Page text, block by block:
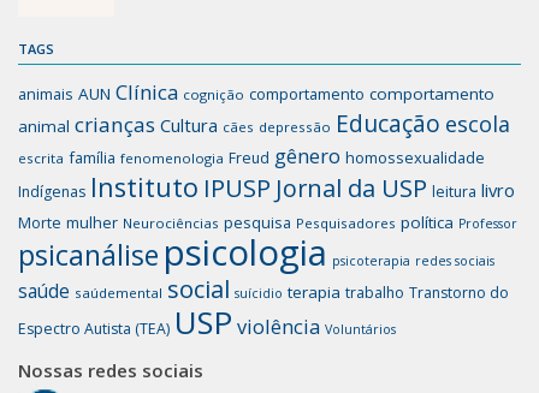
TAGS
animais AUN Clínica cognição comportamento comportamento
animal crianças Cultura cães depressão Educação escola
escrita família fenomenologia Freud gênero homossexualidade
Indígenas Instituto IPUSP Jornal da USP leitura livro
Morte mulher Neurociências pesquisa Pesquisadores política Professor
psicanálise psicologia psicoterapia redes sociais
saúde saúdemental social suícidio terapia trabalho Transtorno do
Espectro Autista (TEA) USP violência Voluntários
Nossas redes sociais